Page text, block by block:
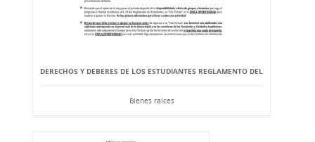
DERECHOS Y DEBERES DE LOS ESTUDIANTES REGLAMENTO DEL
Bienes raíces